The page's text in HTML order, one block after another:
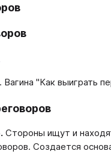
"Как выиграть
Стороны ищут и
Создается